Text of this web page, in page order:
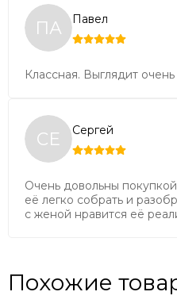
Форма: Правильная,
Тип:
Средняя -
диаметра максимально
ПА Павел
Классная. Выглядит очень
СЕ Сергей
Очень довольны
её легко собрать и
с женой нравится её
Похожие